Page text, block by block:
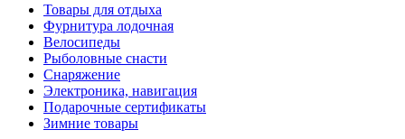
Товары для отдыха
Фурнитура лодочная
Велосипеды
Рыболовные снасти
Снаряжение
Электроника, навигация
Подарочные сертификаты
Зимние товары